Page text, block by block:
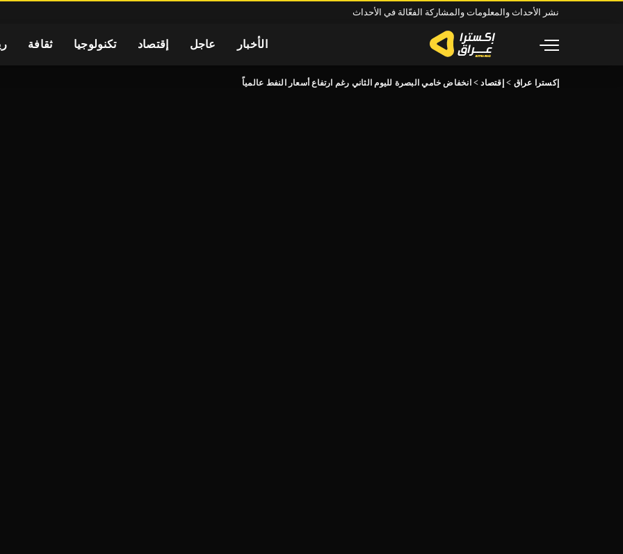
نشر الأحداث والمعلومات والمشاركة الفعّالة في الأحداث
الأخبار عاجل إقتصاد تكنولوجيا ثقافة
إكسترا عراق > إقتصاد> انخفاض خامي البصرة لليوم الثاني رغم ارتفاع أسعار النفط عالمياً